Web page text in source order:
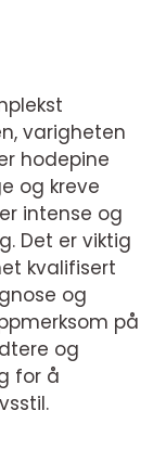
varigheten
hodepine
og kreve
intense og
Det er viktig
kvalifisert
og
på
og
for å